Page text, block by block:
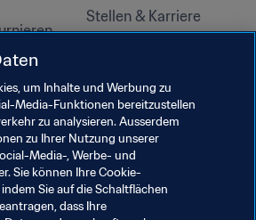
Stellen & Karriere
um Inhalte und Werbung zu
Media-Funktionen bereitzustellen
zu analysieren. Ausserdem
zu Ihrer Nutzung unserer
Media-, Werbe- und
Sie können Ihre Cookie-
Sie auf die Schaltflächen
dass Ihre